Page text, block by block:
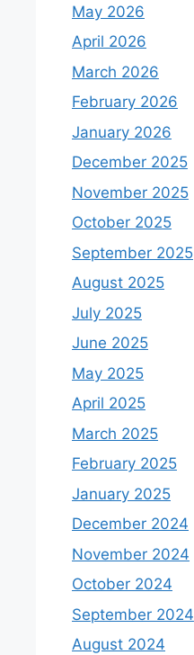
May 2026
April 2026
March 2026
February 2026
January 2026
December 2025
November 2025
October 2025
September 2025
August 2025
July 2025
June 2025
May 2025
April 2025
March 2025
February 2025
January 2025
December 2024
November 2024
October 2024
September 2024
August 2024